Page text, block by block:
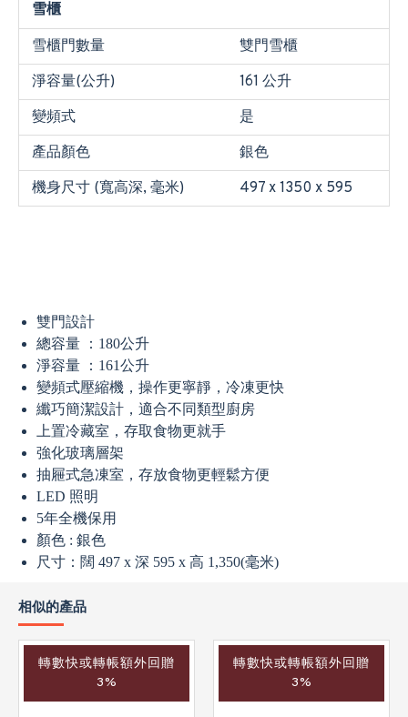
雪櫃
雪櫃門數量
雙門雪櫃
淨容量(公升)
161 公升
變頻式
是
產品顏色
銀色
機身尺寸 (寬高深, 毫米)
497 x 1350 x 595
雙門設計
總容量 ：180公升
淨容量 ：161公升
變頻式壓縮機，操作更寧靜，冷凍更快
纖巧簡潔設計，適合不同類型廚房
上置冷藏室，存取食物更就手
強化玻璃層架
抽屜式急凍室，存放食物更輕鬆方便
LED 照明
5年全機保用
顏色 : 銀色
尺寸：闊 497 x 深 595 x 高 1,350(毫米)
相似的產品
轉數快或轉帳額外回贈
3%
轉數快或轉帳額外回贈
3%